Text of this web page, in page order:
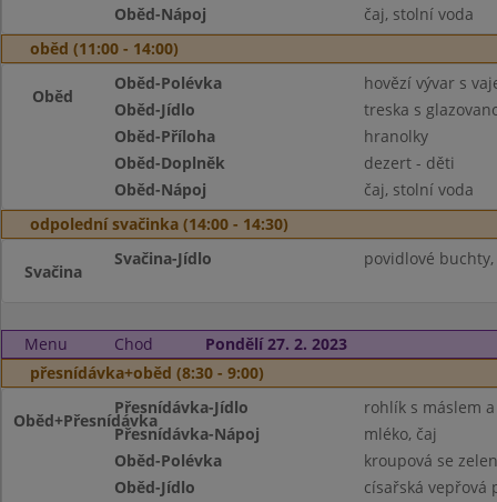
Oběd-Nápoj
čaj, stolní voda
oběd (11:00 - 14:00)
Oběd
Oběd-Polévka
hovězí vývar s
Oběd-Jídlo
treska s
Oběd-Příloha
hranolky
Oběd-Doplněk
dezert - děti
Oběd-Nápoj
čaj, stolní voda
odpolední svačinka (14:00 - 14:30)
Svačina
Svačina-Jídlo povidlové buchty,
Menu Chod
Pondělí 27. 2. 2023
přesnídávka+oběd (8:30 - 9:00)
Oběd+Přesnídávka
Přesnídávka-Jídlo
rohlík s máslem
Přesnídávka-Nápoj
mléko, čaj
Oběd-Polévka
kroupová se
Oběd-Jídlo
císařská vepřová